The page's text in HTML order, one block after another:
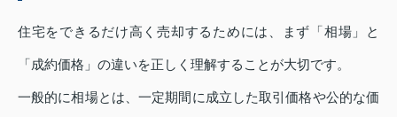
住宅をできるだけ高く売却するためには、まず「相場」と
「成約価格」の違いを正しく理解することが大切です。
一般的に相場とは、一定期間に成立した取引価格や公的な価